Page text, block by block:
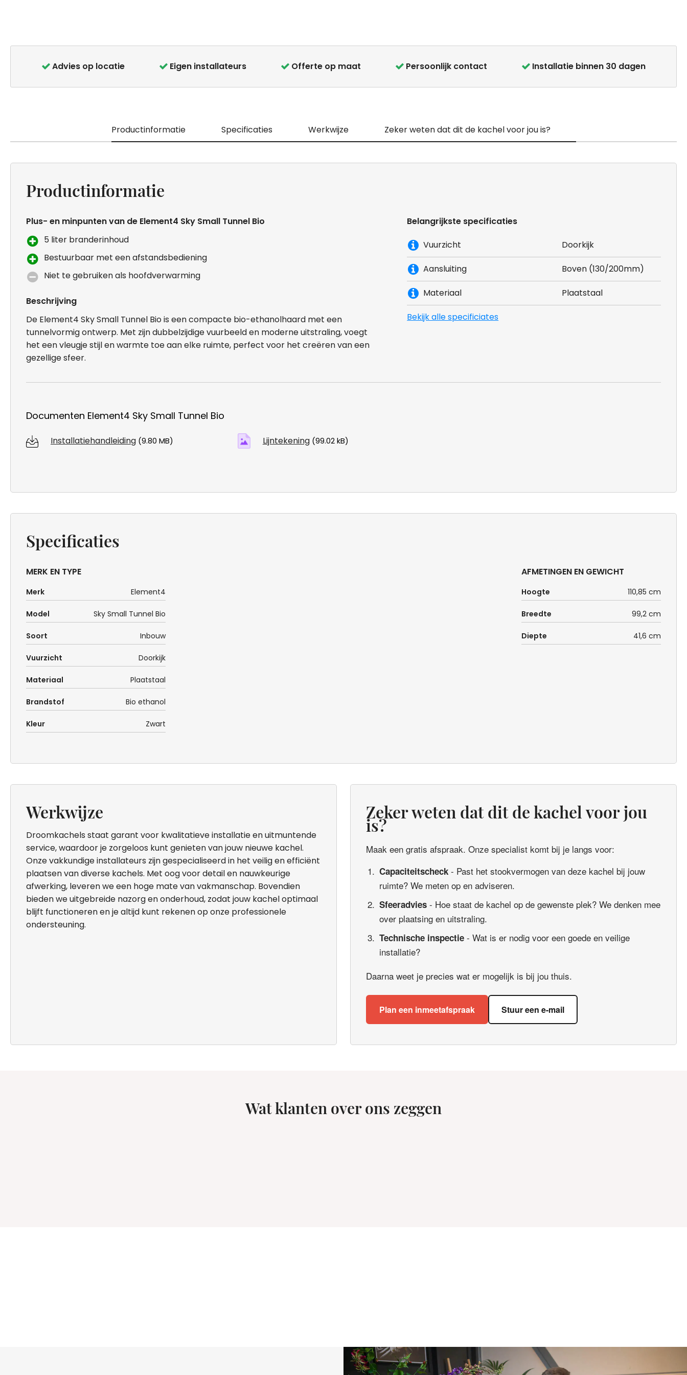
van
Advies op locatie Eigen installateurs Offerte op maat Persoonlijk contact Installatie binnen 30 dagen
Productinformatie Specificaties Werkwijze Zeker weten dat dit de kachel voor jou is?
Productinformatie
Plus- en minpunten van de Element4 Sky Small Tunnel Bio
5 liter branderinhoud
Bestuurbaar met een afstandsbediening
Niet te gebruiken als hoofdverwarming
Beschrijving
De Element4 Sky Small Tunnel Bio is een compacte bio-ethanolhaard met een
tunnelvormig ontwerp. Met zijn dubbelzijdige vuurbeeld en moderne uitstraling, voegt
het een vleugje stijl en warmte toe aan elke ruimte, perfect voor het creëren van een
gezellige sfeer.
Belangrijkste specificaties
Vuurzicht
Doorkijk
Aansluiting Boven (130/200mm)
Materiaal Plaatstaal
Bekijk alle specificiates
Documenten Element4 Sky Small Tunnel Bio
Installatiehandleiding (9.80 MB) Lijntekening (99.02 kB)
Specificaties
MERK EN TYPE
Merk Element4
Model Sky Small Tunnel Bio
Soort Inbouw
Vuurzicht Doorkijk
Materiaal Plaatstaal
Brandstof Bio ethanol
Kleur Zwart
AFMETINGEN EN GEWICHT
Hoogte 110,85 cm
Breedte 99,2 cm
Diepte 41,6 cm
Werkwijze
Droomkachels staat garant voor kwalitatieve installatie en uitmuntende
service, waardoor je zorgeloos kunt genieten van jouw nieuwe kachel.
Onze vakkundige installateurs zijn gespecialiseerd in het veilig en efficiënt
plaatsen van diverse kachels. Met oog voor detail en nauwkeurige
afwerking, leveren we een hoge mate van vakmanschap. Bovendien
bieden we uitgebreide nazorg en onderhoud, zodat jouw kachel optimaal
blijft functioneren en je altijd kunt rekenen op onze professionele
ondersteuning.
Zeker weten dat dit de kachel voor jou
is?
Maak een gratis afspraak. Onze specialist komt bij je langs voor:
Capaciteitscheck - Past het stookvermogen van deze kachel bij jouw
ruimte? We meten op en adviseren.
Sfeeradvies - Hoe staat de kachel op de gewenste plek? We denken mee
over plaatsing en uitstraling.
Technische inspectie - Wat is er nodig voor een goede en veilige
installatie?
Daarna weet je precies wat er mogelijk is bij jou thuis.
Plan een inmeetafspraak Stuur een e-mail
Wat klanten over ons zeggen